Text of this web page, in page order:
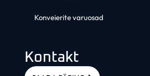
Konveierite varuosad
Kontakt